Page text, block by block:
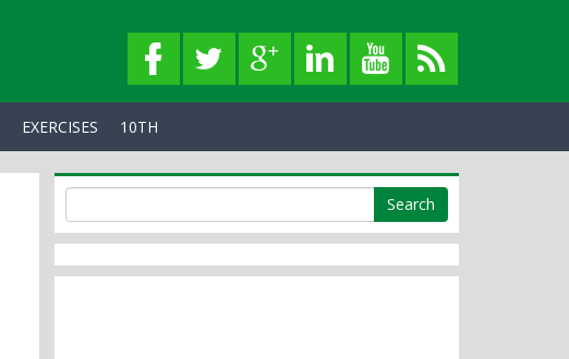
EXERCISES 10TH